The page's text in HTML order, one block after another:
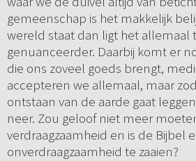
gemeenschap is het makkelijk
wereld staat dan ligt het allemaal
genuanceerder. Daarbij komt er
die ons zoveel goeds brengt,
accepteren we allemaal, maar
ontstaan van de aarde gaat
neer. Zou geloof niet meer
verdraagzaamheid en is de Bijbel
onverdraagzaamheid te zaaien?